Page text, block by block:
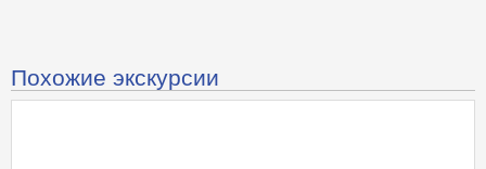
Похожие экскурсии